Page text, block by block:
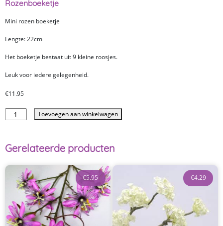
Rozenboeketje
Mini rozen boeketje
Lengte: 22cm
Het boeketje bestaat uit 9 kleine roosjes.
Leuk voor iedere gelegenheid.
€11.95
Toevoegen aan winkelwagen
Gerelateerde producten
€5.95 €4.29